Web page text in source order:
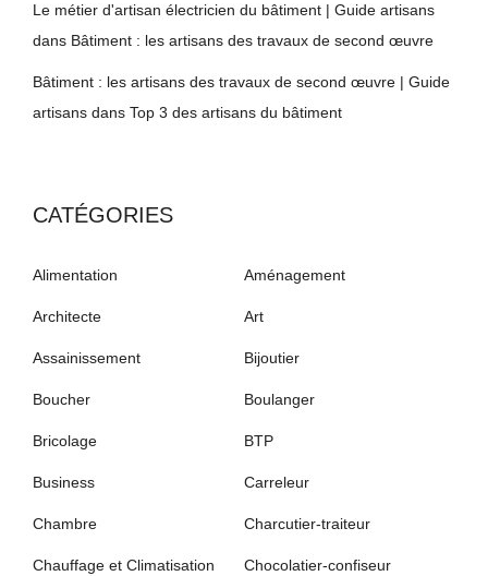
Le métier d'artisan électricien du bâtiment | Guide artisans
dans Bâtiment : les artisans des travaux de second œuvre
Bâtiment : les artisans des travaux de second œuvre | Guide
artisans dans Top 3 des artisans du bâtiment
CATÉGORIES
Alimentation Aménagement
Architecte Art
Assainissement Bijoutier
Boucher Boulanger
Bricolage BTP
Business Carreleur
Chambre Charcutier-traiteur
Chauffage et Climatisation Chocolatier-confiseur